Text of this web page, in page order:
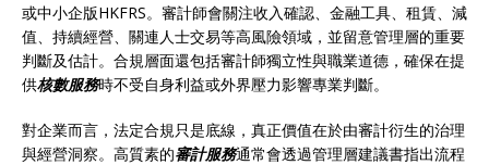
或中小企版HKFRS。審計師會關注收入確認、金融工具、租賃、減
值、持續經營、關連人士交易等高風險領域，並留意管理層的重要
判斷及估計。合規層面還包括審計師獨立性與職業道德，確保在提
供核數服務時不受自身利益或外界壓力影響專業判斷。
對企業而言，法定合規只是底線，真正價值在於由審計衍生的治理
與經營洞察。高質素的審計服務通常會透過管理層建議書指出流程